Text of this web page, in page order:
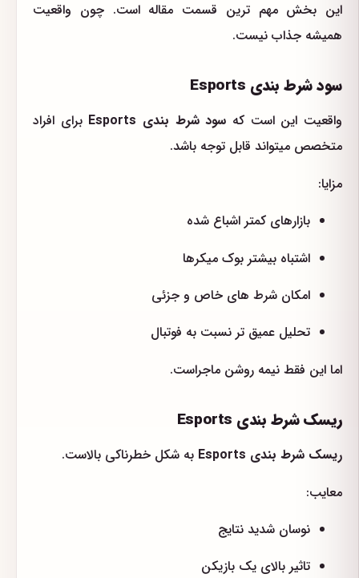
این بخش مهم ترین قسمت مقاله است. چون واقعیت
همیشه جذاب نیست.
سود شرط بندی Esports
واقعیت این است که سود شرط بندی Esports
برای افراد
متخصص میتواند قابل توجه باشد.
مزایا:
بازارهای کمتر اشباع شده
اشتباه بیشتر بوک میکرها
امکان شرط های خاص و جزئی
تحلیل عمیق تر نسبت به فوتبال
اما این فقط نیمه روشن ماجراست.
ریسک شرط بندی Esports
ریسک شرط بندی Esports
به شکل خطرناکی بالاست.
معایب:
نوسان شدید نتایج
تاثیر بالای یک بازیکن